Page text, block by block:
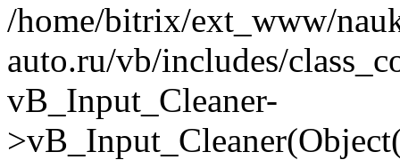
/home/bitrix/ext_www/
auto.ru/vb/includes/
vB_Input_Cleaner-